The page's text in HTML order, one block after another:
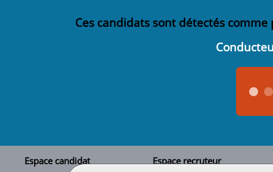
Ces candidats sont détectés
Espace candidat Espace recruteur